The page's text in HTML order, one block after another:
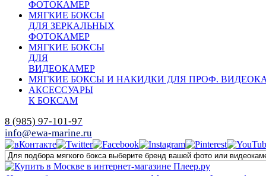
ФОТОКАМЕР
МЯГКИЕ БОКСЫ
ДЛЯ ЗЕРКАЛЬНЫХ
ФОТОКАМЕР
МЯГКИЕ БОКСЫ
ДЛЯ
ВИДЕОКАМЕР
МЯГКИЕ БОКСЫ И НАКИДКИ ДЛЯ ПРОФ.
АКСЕССУАРЫ
К БОКСАМ
8 (985) 97-101-97
info@ewa-marine.ru